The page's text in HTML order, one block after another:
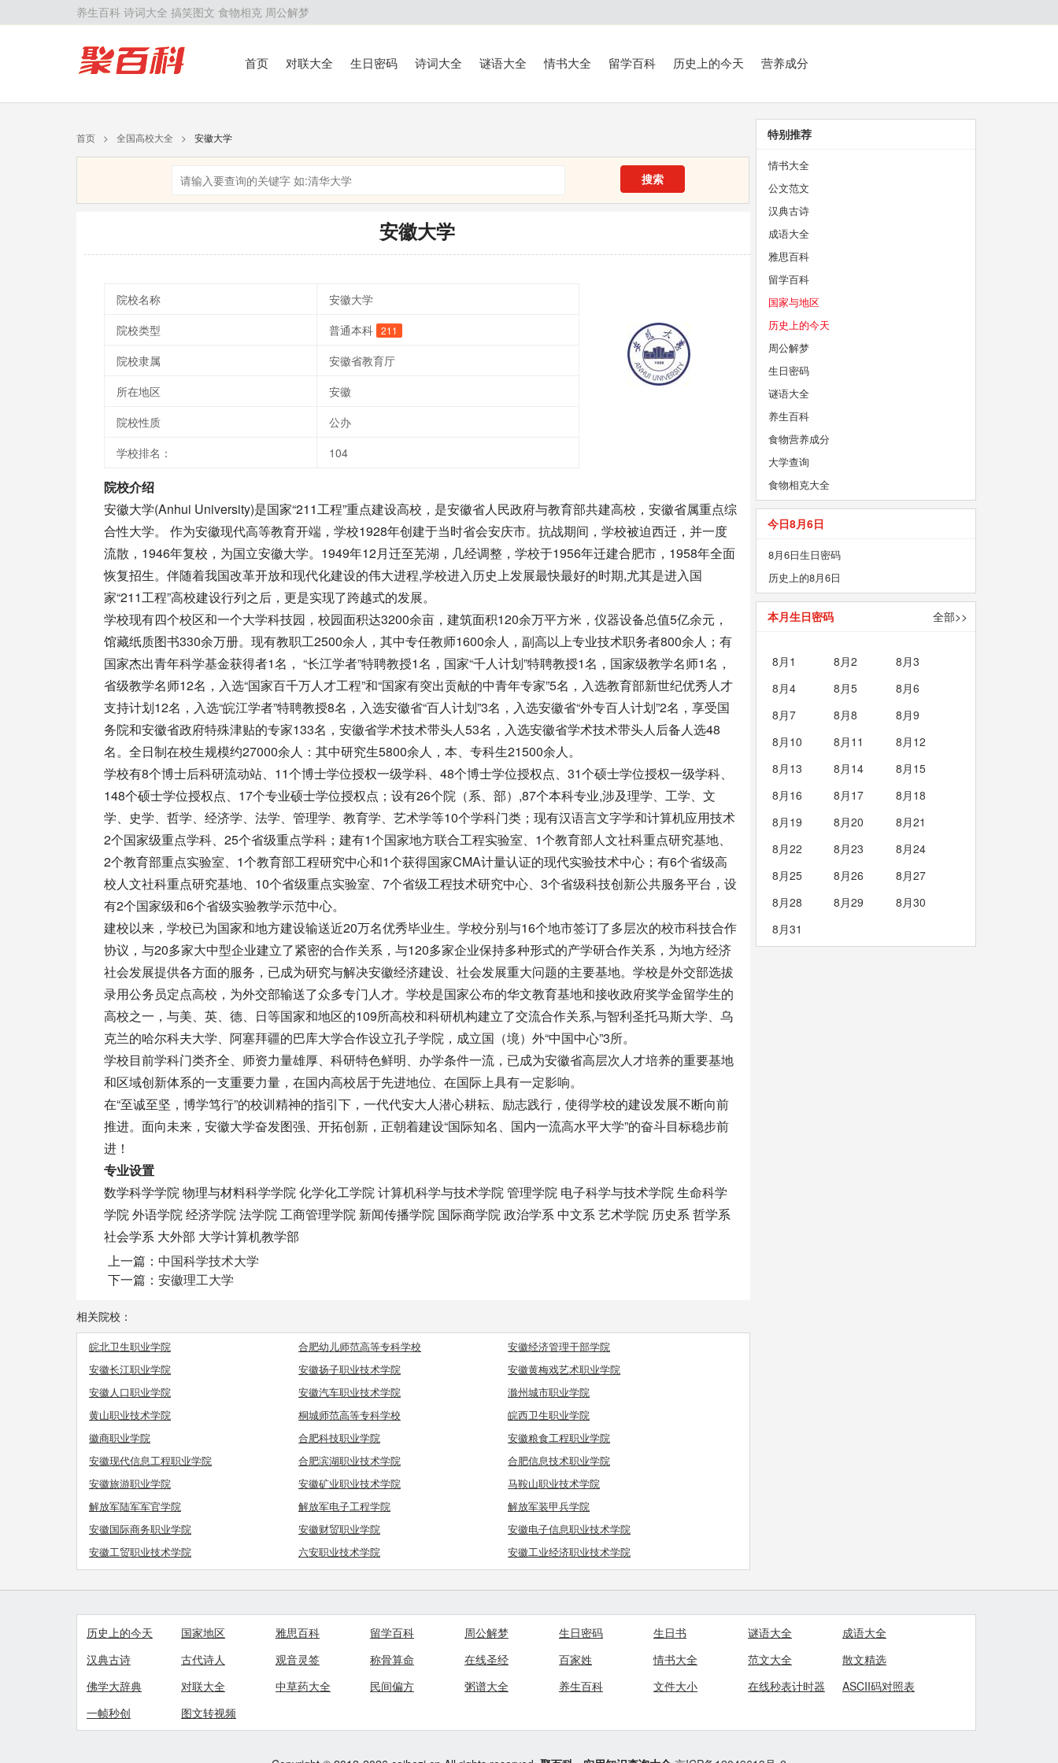
养生百科 诗词大全 搞笑图文 食物相克 周公解梦
首页 对联大全 生日密码 诗词大全 谜语大全 情书大全 留学百科 历史上的今天 营养成分
首页 > 全国高校大全 > 安徽大学
搜索
安徽大学
院校名称
安徽大学
院校类型
普通本科 211
院校隶属
安徽省教育厅
所在地区
安徽
院校性质
公办
学校排名：
104
院校介绍
安徽大学(Anhui University)是国家“211工程”重点建设高校，是安徽省人民政府与教育部共建高校，安徽省属重点综
合性大学。 作为安徽现代高等教育开端，学校1928年创建于当时省会安庆市。抗战期间，学校被迫西迁，并一度
流散，1946年复校，为国立安徽大学。1949年12月迁至芜湖，几经调整，学校于1956年迁建合肥市，1958年全面
恢复招生。伴随着我国改革开放和现代化建设的伟大进程,学校进入历史上发展最快最好的时期,尤其是进入国
家“211工程”高校建设行列之后，更是实现了跨越式的发展。
学校现有四个校区和一个大学科技园，校园面积达3200余亩，建筑面积120余万平方米，仪器设备总值5亿余元，
馆藏纸质图书330余万册。现有教职工2500余人，其中专任教师1600余人，副高以上专业技术职务者800余人；有
国家杰出青年科学基金获得者1名， “长江学者”特聘教授1名，国家“千人计划”特聘教授1名，国家级教学名师1名，
省级教学名师12名，入选“国家百千万人才工程”和“国家有突出贡献的中青年专家”5名，入选教育部新世纪优秀人才
支持计划12名，入选“皖江学者”特聘教授8名，入选安徽省“百人计划”3名，入选安徽省“外专百人计划”2名，享受国
务院和安徽省政府特殊津贴的专家133名，安徽省学术技术带头人53名，入选安徽省学术技术带头人后备人选48
名。全日制在校生规模约27000余人：其中研究生5800余人，本、专科生21500余人。
学校有8个博士后科研流动站、11个博士学位授权一级学科、48个博士学位授权点、31个硕士学位授权一级学科、
148个硕士学位授权点、17个专业硕士学位授权点；设有26个院（系、部）,87个本科专业,涉及理学、工学、文
学、史学、哲学、经济学、法学、管理学、教育学、艺术学等10个学科门类；现有汉语言文字学和计算机应用技术
2个国家级重点学科、25个省级重点学科；建有1个国家地方联合工程实验室、1个教育部人文社科重点研究基地、
2个教育部重点实验室、1个教育部工程研究中心和1个获得国家CMA计量认证的现代实验技术中心；有6个省级高
校人文社科重点研究基地、10个省级重点实验室、7个省级工程技术研究中心、3个省级科技创新公共服务平台，设
有2个国家级和6个省级实验教学示范中心。
建校以来，学校已为国家和地方建设输送近20万名优秀毕业生。学校分别与16个地市签订了多层次的校市科技合作
协议，与20多家大中型企业建立了紧密的合作关系，与120多家企业保持多种形式的产学研合作关系，为地方经济
社会发展提供各方面的服务，已成为研究与解决安徽经济建设、社会发展重大问题的主要基地。学校是外交部选拔
录用公务员定点高校，为外交部输送了众多专门人才。学校是国家公布的华文教育基地和接收政府奖学金留学生的
高校之一，与美、英、德、日等国家和地区的109所高校和科研机构建立了交流合作关系,与智利圣托马斯大学、乌
克兰的哈尔科夫大学、阿塞拜疆的巴库大学合作设立孔子学院，成立国（境）外“中国中心”3所。
学校目前学科门类齐全、师资力量雄厚、科研特色鲜明、办学条件一流，已成为安徽省高层次人才培养的重要基地
和区域创新体系的一支重要力量，在国内高校居于先进地位、在国际上具有一定影响。
在“至诚至坚，博学笃行”的校训精神的指引下，一代代安大人潜心耕耘、励志践行，使得学校的建设发展不断向前
推进。面向未来，安徽大学奋发图强、开拓创新，正朝着建设“国际知名、国内一流高水平大学”的奋斗目标稳步前
进！
专业设置
数学科学学院 物理与材料科学学院 化学化工学院 计算机科学与技术学院 管理学院 电子科学与技术学院 生命科学
学院 外语学院 经济学院 法学院 工商管理学院 新闻传播学院 国际商学院 政治学系 中文系 艺术学院 历史系 哲学系
社会学系 大外部 大学计算机教学部
上一篇： 中国科学技术大学
下一篇： 安徽理工大学
相关院校：
皖北卫生职业学院 合肥幼儿师范高等专科学校
安徽经济管理干部学院
安徽长江职业学院
安徽扬子职业技术学院
安徽黄梅戏艺术职业学院
安徽人口职业学院
安徽汽车职业技术学院
滁州城市职业学院
黄山职业技术学院
桐城师范高等专科学校
皖西卫生职业学院
徽商职业学院
合肥科技职业学院
安徽粮食工程职业学院
安徽现代信息工程职业学院
合肥滨湖职业技术学院
合肥信息技术职业学院
安徽旅游职业学院
安徽矿业职业技术学院
马鞍山职业技术学院
解放军陆军军官学院
解放军电子工程学院
解放军装甲兵学院
安徽国际商务职业学院
安徽财贸职业学院
安徽电子信息职业技术学院
安徽工贸职业技术学院
六安职业技术学院 安徽工业经济职业技术学院
特别推荐
情书大全
公文范文
汉典古诗
成语大全
雅思百科
留学百科
国家与地区
历史上的今天
周公解梦
生日密码
谜语大全
养生百科
食物营养成分
大学查询
食物相克大全
今日8月6日
8月6日生日密码
历史上的8月6日
本月生日密码 全部>>
8月1 8月2
8月3
8月4
8月5
8月6
8月7
8月8
8月9
8月10
8月11
8月12
8月13
8月14
8月15
8月16
8月17
8月18
8月19
8月20
8月21
8月22
8月23
8月24
8月25
8月26
8月27
8月28
8月29
8月30
8月31
历史上的今天 国家地区 雅思百科 留学百科 周公解梦 生日密码 生日书 谜语大全
成语大全
汉典古诗
古代诗人 观音灵签 称骨算命 在线圣经 百家姓 情书大全 范文大全
散文精选
佛学大辞典
对联大全 中草药大全 民间偏方 粥谱大全 养生百科 文件大小 在线秒表计时器
ASCII码对照表
一帧秒创
图文转视频